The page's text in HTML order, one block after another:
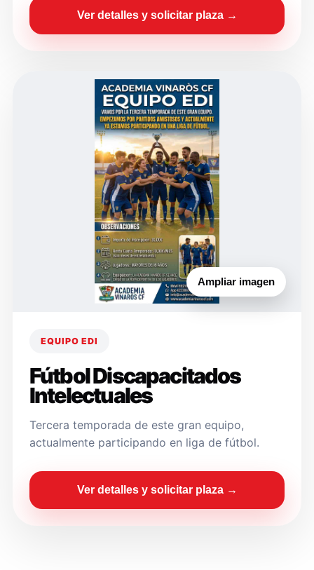
Ver detalles y solicitar plaza →
Ampliar imagen
EQUIPO EDI
Fútbol Discapacitados
Intelectuales
Tercera temporada de este gran equipo,
actualmente participando en liga de fútbol.
Ver detalles y solicitar plaza →